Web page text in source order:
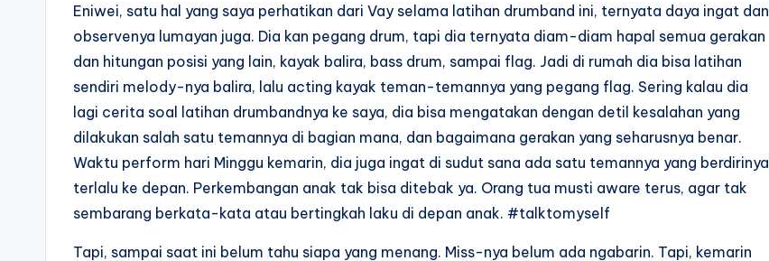
Eniwei, satu hal yang saya perhatikan dari Vay selama latihan drumband ini, ternyata daya ingat dan
observenya lumayan juga. Dia kan pegang drum, tapi dia ternyata diam-diam hapal semua gerakan
dan hitungan posisi yang lain, kayak balira, bass drum, sampai flag. Jadi di rumah dia bisa latihan
sendiri melody-nya balira, lalu acting kayak teman-temannya yang pegang flag. Sering kalau dia
lagi cerita soal latihan drumbandnya ke saya, dia bisa mengatakan dengan detil kesalahan yang
dilakukan salah satu temannya di bagian mana, dan bagaimana gerakan yang seharusnya benar.
Waktu perform hari Minggu kemarin, dia juga ingat di sudut sana ada satu temannya yang berdirinya
terlalu ke depan. Perkembangan anak tak bisa ditebak ya. Orang tua musti aware terus, agar tak
sembarang berkata-kata atau bertingkah laku di depan anak. #talktomyself
Tapi, sampai saat ini belum tahu siapa yang menang. Miss-nya belum ada ngabarin. Tapi, kemarin